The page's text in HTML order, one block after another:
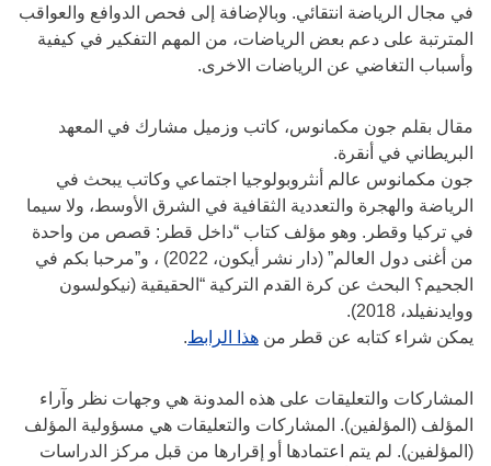
في مجال الرياضة انتقائي. وبالإضافة إلى فحص الدوافع والعواقب
المترتبة على دعم بعض الرياضات، من المهم التفكير في كيفية
وأسباب التغاضي عن الرياضات الاخرى.
مقال بقلم جون مكمانوس، كاتب وزميل مشارك في المعهد
البريطاني في أنقرة.
جون مكمانوس عالم أنثروبولوجيا اجتماعي وكاتب يبحث في
الرياضة والهجرة والتعددية الثقافية في الشرق الأوسط، ولا سيما
في تركيا وقطر. وهو مؤلف كتاب “داخل قطر: قصص من واحدة
من أغنى دول العالم” (دار نشر أيكون، 2022) ، و”مرحبا بكم في
الجحيم؟ البحث عن كرة القدم التركية “الحقيقية (نيكولسون
ووايدنفيلد، 2018).
يمكن شراء كتابه عن قطر من هذا الرابط.
المشاركات والتعليقات على هذه المدونة هي وجهات نظر وآراء
المؤلف (المؤلفين). المشاركات والتعليقات هي مسؤولية المؤلف
(المؤلفين). لم يتم اعتمادها أو إقرارها من قبل مركز الدراسات